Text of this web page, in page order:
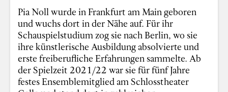
Pia Noll wurde in Frankfurt am Main geboren
und wuchs dort in der Nähe auf. Für ihr
Schauspielstudium zog sie nach Berlin, wo sie
ihre künstlerische Ausbildung absolvierte und
erste freiberufliche Erfahrungen sammelte. Ab
der Spielzeit 2021/22 war sie für fünf Jahre
festes Ensemblemitglied am Schlosstheater